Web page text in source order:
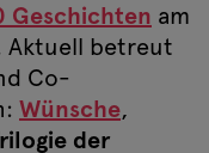
Geschichten am
Aktuell betreut
Co-
Wünsche,
der